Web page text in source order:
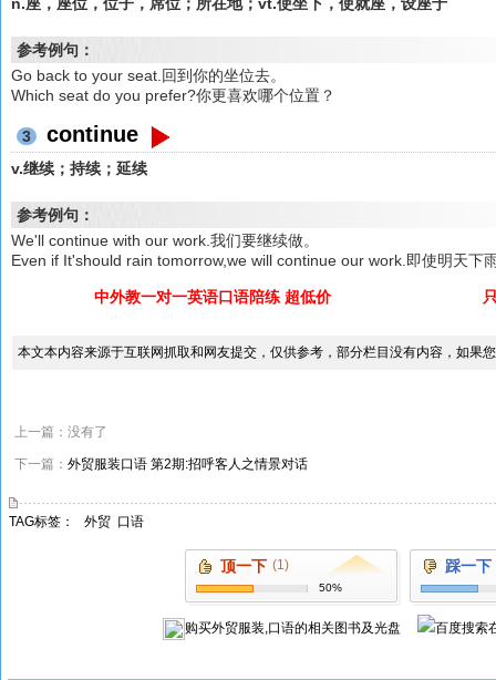
参考例句：
Go back to your seat.回到你的坐位去。
Which seat do you prefer?你更喜欢哪个位置？
3 continue
v.继续；持续；延续
参考例句：
We'll continue with our work.我们要继续做。
Even if It'should rain tomorrow,we will continue our work.即使明天下
中外教一对一英语口语陪练 超低价
本文本内容来源于互联网抓取和网友提交，仅供参考，部分栏目没有内容，如果
上一篇：没有了
下一篇： 外贸服装口语 第2期:招呼客人之情景对话
TAG标签： 外贸 口语
顶一下 (1)
50%
踩一下
购买外贸服装,口语的相关图书及光盘